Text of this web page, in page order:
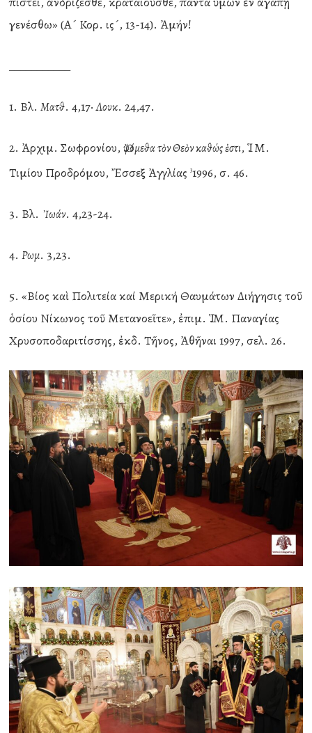
γενέσθω» (Α´ Κορ. ις´, 13-14). Ἀμήν!
1. Βλ.Ματθ. 4,17·Λουκ. 24,47.
2. Ἀρχιμ. Σωφρονίου,Ὀψόμεθα τὸν Θεὸν καθώς ἐστι, Ἱ. Μ.
Τιμίου Προδρόμου, Ἔσσεξ Ἀγγλίας31996, σ. 46.
3. Βλ. Ἰωάν. 4,23-24.
4.Ρωμ. 3,23.
5. «Βίος καὶ Πολιτεία καί Μερική Θαυμάτων Διήγησις τοῦ
ὁσίου Νίκωνος τοῦ Μετανοεῖτε», ἐπιμ. Ἱ.Μ. Παναγίας
Χρυσοποδαριτίσσης, ἐκδ. Τῆνος, Ἀθῆναι 1997, σελ. 26.